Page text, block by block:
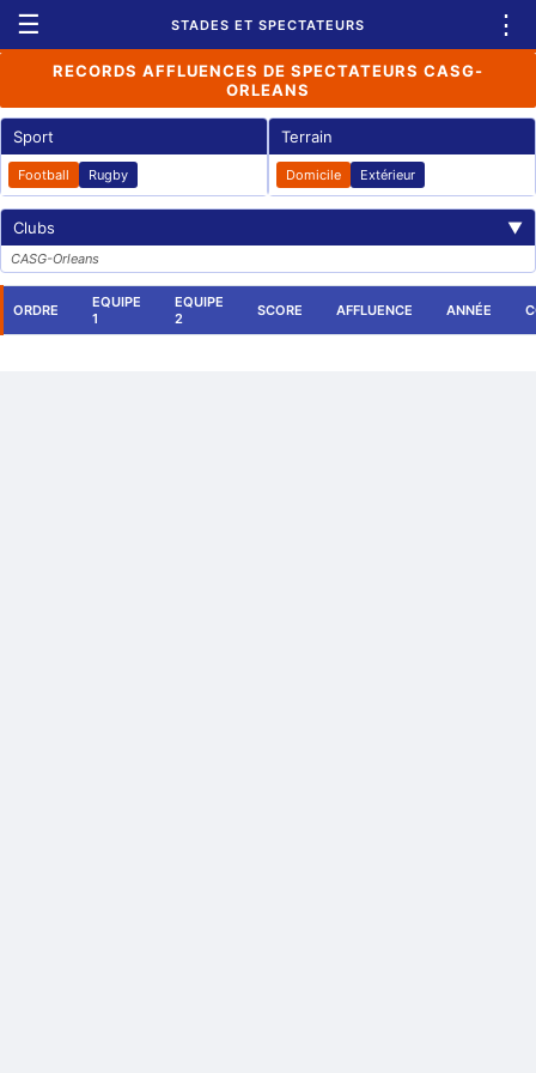
☰ STADES ET SPECTATEURS ⋮
RECORDS AFFLUENCES DE SPECTATEURS CASG-
ORLEANS
Sport
Football Rugby
Terrain
Domicile Extérieur
Clubs ▼
CASG-Orleans
ORDRE
EQUIPE
1
EQUIPE
2
SCORE AFFLUENCE ANNÉE